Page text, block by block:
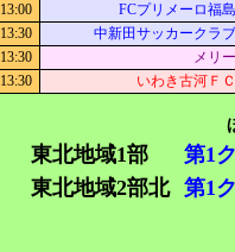
13:00
FCプリメーロ福島
13:30
中新田サッカークラブ
13:30
メリー
13:30 いわき古河ＦＣ
東北地域1部
第1
東北地域2部北
第1